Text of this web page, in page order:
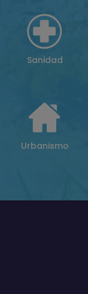
Sanidad
Urbanismo